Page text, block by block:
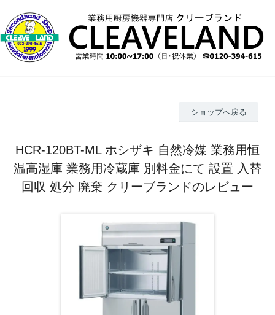
ショップへ戻る
HCR-120BT-ML ホシザキ 自然冷媒 業務用恒
温高湿庫 業務用冷蔵庫 別料金にて 設置 入替
回収 処分 廃棄 クリーブランドのレビュー